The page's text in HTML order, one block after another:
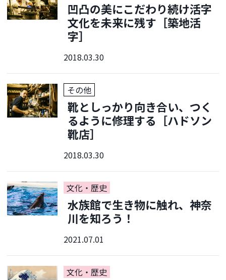
凹凸の美にこだわり続け活字
文化を未来に残す［築地活
字］
2018.03.30
その他
靴としっかり向き合い、つく
るように修理する［ハドソン
靴店］
2018.03.30
文化・歴史
水族館で生き物に触れ、神奈
川を知ろう！
2021.07.01
文化・歴史